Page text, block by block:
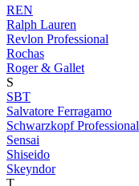
REN
Ralph Lauren
Revlon Professional
Rochas
Roger & Gallet
S
SBT
Salvatore Ferragamo
Schwarzkopf Professional
Sensai
Shiseido
Skeyndor
T